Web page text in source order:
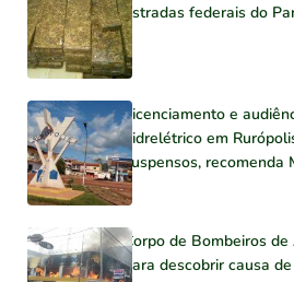
estradas federais do
Licenciamento e
hidrelétrico em
suspensos, recomenda
Corpo de Bombeiros
para descobrir causa